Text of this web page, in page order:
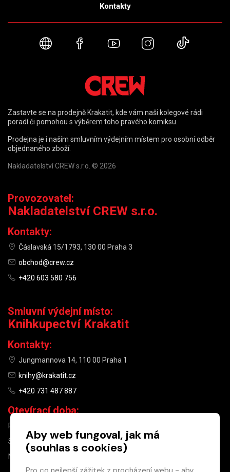
Kontakty
Webové stránky
FacebookYouTubeInstagram
Zastavte se na prodejně Krakatit, kde vám naši kolegové rádi
poradí či pomohou s výběrem toho pravého komiksu.
Prodejna je i naším smluvním výdejním místem pro osobní odběr
objednaného zboží.
Nakladatelství CREW s.r.o. © 2026
Provozovatel:
Nakladatelství CREW s.r.o.
Kontakty:
Čáslavská 15/1793, 130 00 Praha 3
obchod@crew.cz
+420 603 580 756
Smluvní výdejní místo:
Knihkupectví Krakatit
Kontakty:
Jungmannova 14, 110 00 Praha 1
knihy@krakatit.cz
+420 731 487 887
Otevírací doba:
PO–PÁ
SO
10:00–13:00
NE
Aby web fungoval, jak má
(souhlas s cookies)